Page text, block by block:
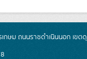
กษม ถนนราชดำเนินนอก เข